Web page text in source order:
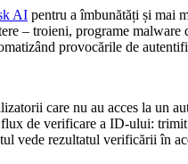
AI pentru a îmbunătăți și mai
– troieni, programe
provocările de
care nu au acces la un
de verificare a ID-ului:
vede rezultatul verificării în